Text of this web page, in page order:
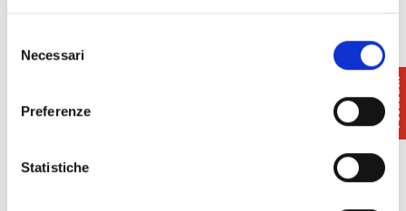
delNecessari
Preferenze
Statistiche